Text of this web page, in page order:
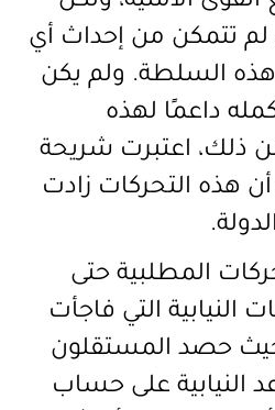
تتمكن من إحداث أي
هذه السلطة. ولم يكن
داعمًا لهذه
ذلك، اعتبرت شريحة
أن هذه التحركات زادت
.
المطلبية حتى
النيابية التي فاجأت
حيث حصد المستقلون
النيابية على حساب